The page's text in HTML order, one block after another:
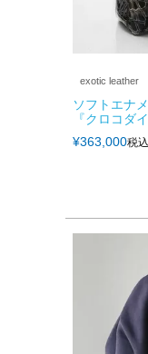
exotic leather
ソフトエナ
『クロコダ
¥363,000税込